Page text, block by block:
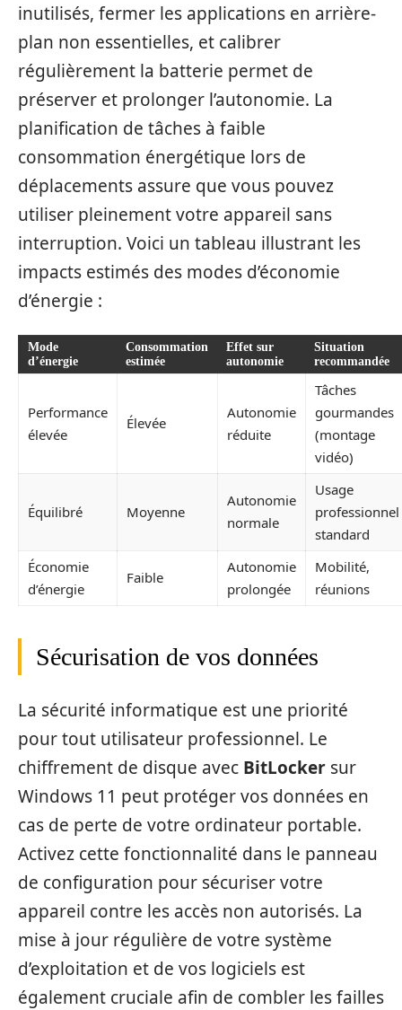
inutilisés, fermer les applications en arrière-
plan non essentielles, et calibrer
régulièrement la batterie permet de
préserver et prolonger l’autonomie. La
planification de tâches à faible
consommation énergétique lors de
déplacements assure que vous pouvez
utiliser pleinement votre appareil sans
interruption. Voici un tableau illustrant les
impacts estimés des modes d’économie
d’énergie :
Mode
d’énergie
Consommation
estimée
Effet sur
autonomie
Situation
recommandée
Performance
élevée
Élevée
Autonomie
réduite
Tâches
gourmandes
(montage
vidéo)
Équilibré Moyenne
Autonomie
normale
Usage
professionnel
standard
Économie
d’énergie
Faible
Autonomie
prolongée
Mobilité,
réunions
Sécurisation de vos données
La sécurité informatique est une priorité
pour tout utilisateur professionnel. Le
chiffrement de disque avec BitLocker sur
Windows 11 peut protéger vos données en
cas de perte de votre ordinateur portable.
Activez cette fonctionnalité dans le panneau
de configuration pour sécuriser votre
appareil contre les accès non autorisés. La
mise à jour régulière de votre système
d’exploitation et de vos logiciels est
également cruciale afin de combler les failles